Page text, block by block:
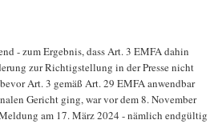
- zum Ergebnis, dass Art. 3 EMFA dahin
zur Richtigstellung in der Presse nicht
Art. 3 gemäß Art. 29 EMFA anwendbar
Gericht ging, war vor dem 8. November
am 17. März 2024 - nämlich endgültig